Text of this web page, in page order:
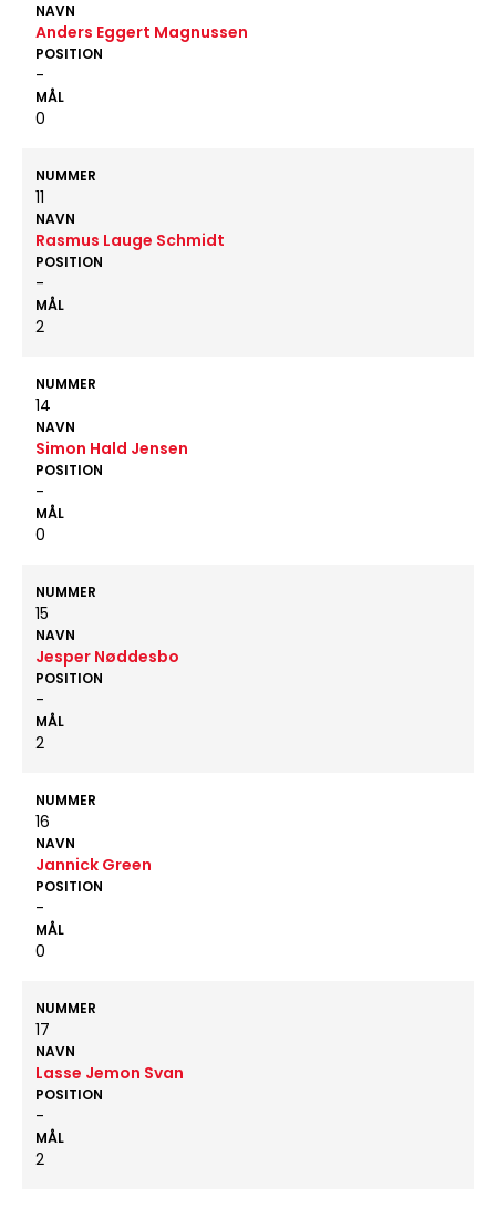
NAVN
Anders Eggert Magnussen
POSITION
-
MÅL
0
NUMMER
11
NAVN
Rasmus Lauge Schmidt
POSITION
-
MÅL
2
NUMMER
14
NAVN
Simon Hald Jensen
POSITION
-
MÅL
0
NUMMER
15
NAVN
Jesper Nøddesbo
POSITION
-
MÅL
2
NUMMER
16
NAVN
Jannick Green
POSITION
-
MÅL
0
NUMMER
17
NAVN
Lasse Jemon Svan
POSITION
-
MÅL
2